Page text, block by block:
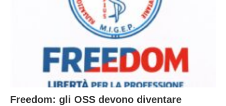
Freedom: gli OSS devono diventare